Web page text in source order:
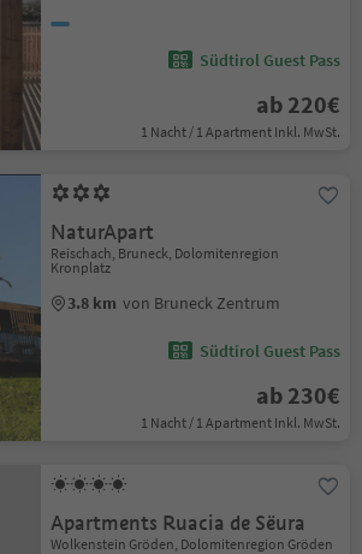
Südtirol Guest Pass
ab 220€
1 Nacht / 1 Apartment Inkl. MwSt.
NaturApart
Reischach, Bruneck, Dolomitenregion
Kronplatz
3.8 km von Bruneck Zentrum
Südtirol Guest Pass
ab 230€
1 Nacht / 1 Apartment Inkl. MwSt.
Apartments Ruacia de Sëura
Wolkenstein Gröden, Dolomitenregion Gröden